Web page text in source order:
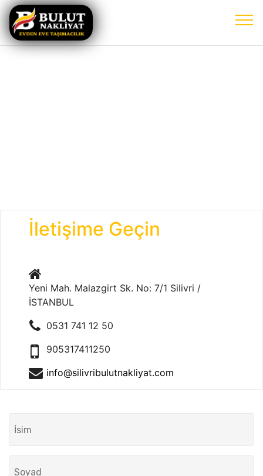
İletişime Geçin
Yeni Mah. Malazgirt Sk. No: 7/1 Silivri /
İSTANBUL
0531 741 12 50
905317411250
info@silivribulutnakliyat.com